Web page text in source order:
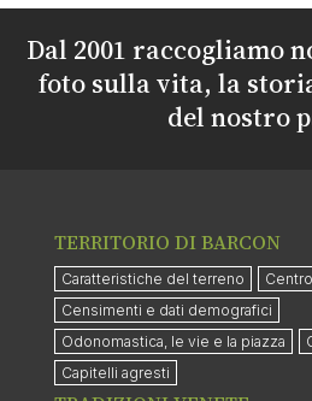
Dal 2001 raccogliamo
foto sulla vita, la
del nostro
TERRITORIO DI BARCON
Caratteristiche del terreno
Censimenti e dati demografici
Odonomastica, le vie e la piazza
Capitelli agresti